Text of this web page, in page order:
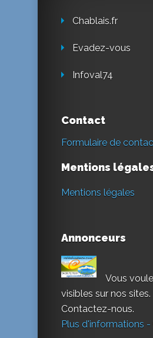
Chablais.fr
Evadez-vous
Infoval74
Contact
Formulaire de
Mentions
Mentions légales
Annonceurs
Vous
visibles sur nos sites.
Contactez-nous.
Plus d'informations -